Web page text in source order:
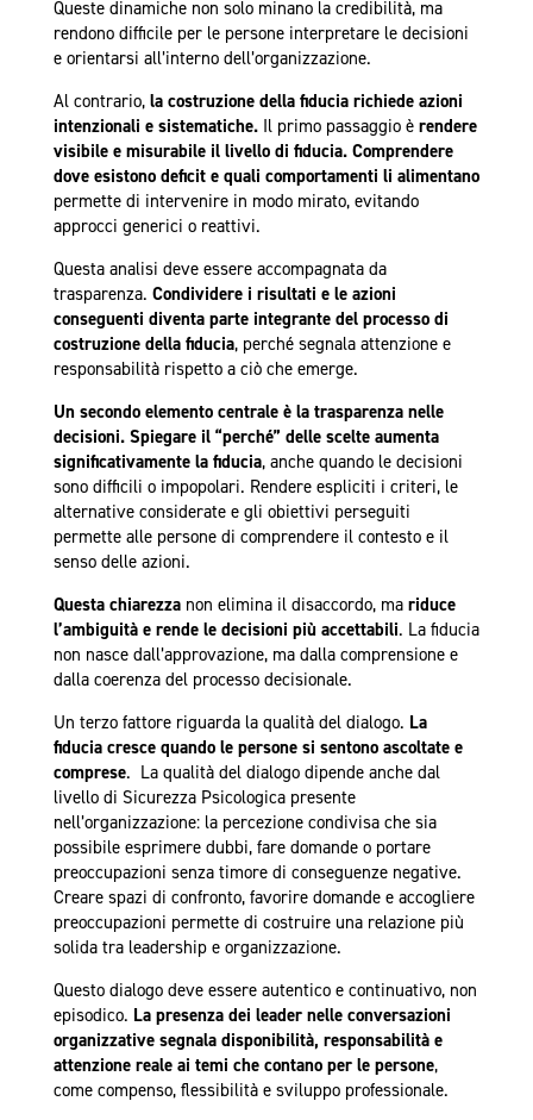
Queste dinamiche non solo minano la credibilità, ma
rendono difficile per le persone interpretare le decisioni
e orientarsi all’interno dell’organizzazione.
Al contrario, la costruzione della fiducia richiede azioni
intenzionali e sistematiche.Il primo passaggio è rendere
visibile e misurabile il livello di fiducia. Comprendere
dove esistono deficit e quali comportamenti li alimentano
permette di intervenire in modo mirato, evitando
approcci generici o reattivi.
Questa analisi deve essere accompagnata da
trasparenza. Condividere i risultati e le azioni
conseguenti diventa parte integrante del processo di
costruzione della fiducia, perché segnala attenzione e
responsabilità rispetto a ciò che emerge.
Un secondo elemento centrale è la trasparenza nelle
decisioni. Spiegare il “perché” delle scelte aumenta
significativamente la fiducia, anche quando le decisioni
sono difficili o impopolari. Rendere espliciti i criteri, le
alternative considerate e gli obiettivi perseguiti
permette alle persone di comprendere il contesto e il
senso delle azioni.
Questa chiarezzanon elimina il disaccordo, ma riduce
l’ambiguità e rende le decisioni più accettabili. La fiducia
non nasce dall’approvazione, ma dalla comprensione e
dalla coerenza del processo decisionale.
Un terzo fattore riguarda la qualità del dialogo. La
fiducia cresce quando le persone si sentono ascoltate e
comprese. La qualità del dialogo dipende anche dal
livello di Sicurezza Psicologica presente
nell’organizzazione: la percezione condivisa che sia
possibile esprimere dubbi, fare domande o portare
preoccupazioni senza timore di conseguenze negative.
Creare spazi di confronto, favorire domande e accogliere
preoccupazioni permette di costruire una relazione più
solida tra leadership e organizzazione.
Questo dialogo deve essere autentico e continuativo, non
episodico. La presenza dei leader nelle conversazioni
organizzative segnala disponibilità, responsabilità e
attenzione reale ai temi che contano per le persone,
come compenso, flessibilità e sviluppo professionale.